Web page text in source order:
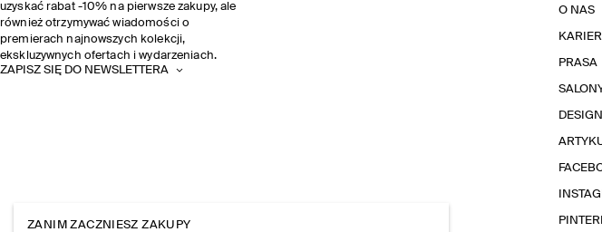
uzyskać rabat -10% na pierwsze zakupy, ale
również otrzymywać wiadomości o
premierach najnowszych kolekcji,
ekskluzywnych ofertach i wydarzeniach.
ZAPISZ SIĘ DO NEWSLETTERA
O NAS
PRASA
ZANIM ZACZNIESZ ZAKUPY